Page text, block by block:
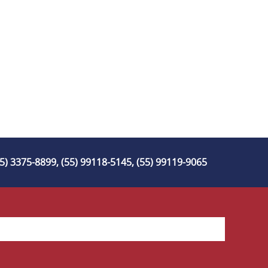
3375-8899, (55) 99118-5145, (55) 99119-9065